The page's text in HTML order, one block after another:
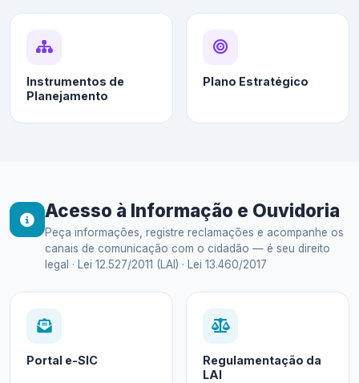
Instrumentos de
Planejamento
Plano Estratégico
Acesso à Informação e Ouvidoria
Peça informações, registre reclamações e acompanhe os
canais de comunicação com o cidadão — é seu direito
legal · Lei 12.527/2011 (LAI) · Lei 13.460/2017
Portal e-SIC
Regulamentação da
LAI